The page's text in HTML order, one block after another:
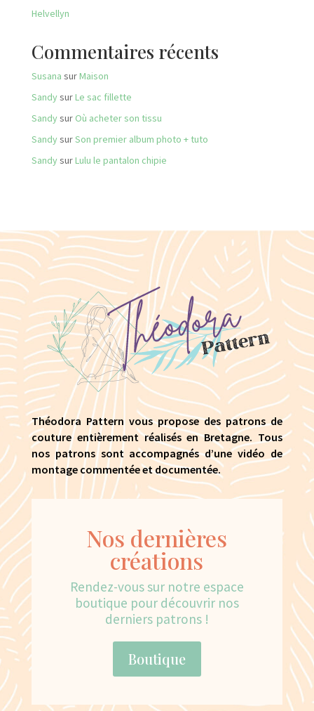
Helvellyn
Commentaires récents
Susana surMaison
SandysurLe sac fillette
Sandysur Où acheter son tissu
SandysurSon premier album photo + tuto
SandysurLulu le pantalon chipie
Théodora Pattern vous propose des patrons de
couture entièrement réalisés en Bretagne. Tous
nos patrons sont accompagnés d’une vidéo de
montage commentée et documentée.
Nos dernières
créations
Rendez-vous sur notre espace
boutique pour découvrir nos
derniers patrons !
Boutique